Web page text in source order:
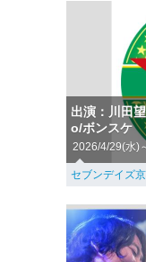
出演：川田
o/ボンスケ
2026/4/29(水)
セブンデイズ